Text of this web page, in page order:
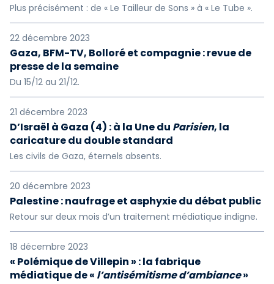
Plus précisément : de « Le Tailleur de Sons » à « Le Tube ».
22 décembre 2023
Gaza, BFM-TV, Bolloré et compagnie : revue de
presse de la semaine
Du 15/12 au 21/12.
21 décembre 2023
D’Israël à Gaza (4) : à la Une du Parisien, la
caricature du double standard
Les civils de Gaza, éternels absents.
20 décembre 2023
Palestine : naufrage et asphyxie du débat public
Retour sur deux mois d’un traitement médiatique indigne.
18 décembre 2023
« Polémique de Villepin » : la fabrique
médiatique de « l’antisémitisme d’ambiance»